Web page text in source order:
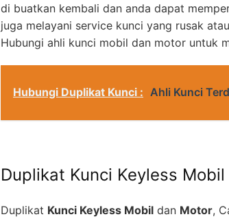
di buatkan kembali dan anda dapat
juga melayani service kunci yang rusak
Hubungi ahli kunci mobil dan motor untuk
Hubungi Duplikat Kunci : Ahli Kunci
Duplikat Kunci Keyless
Duplikat Kunci Keyless Mobil dan Motor,